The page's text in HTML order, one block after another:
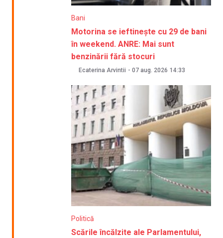
Bani
Motorina se ieftinește cu 29 de bani
în weekend. ANRE: Mai sunt
benzinării fără stocuri
Ecaterina Arvintii - 07 aug. 2026 14:33
Politică
Scările încălzite ale Parlamentului,